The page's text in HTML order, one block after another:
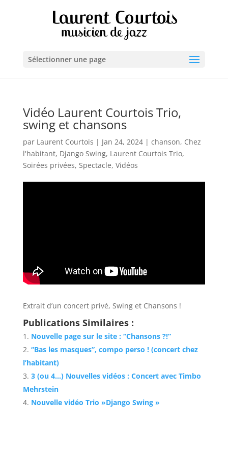
Sélectionner une page
Vidéo Laurent Courtois Trio,
swing et chansons
par Laurent Courtois | Jan 24, 2024| chanson, Chez
l'habitant, Django Swing, Laurent Courtois Trio,
Soirées privées, Spectacle, Vidéos
Extrait d’un concert privé, Swing et Chansons !
Publications Similaires :
Nouvelle page sur le site : “Chansons ?!”
“Bas les masques”, compo perso ! (concert chez
l’habitant)
3 (ou 4…) Nouvelles vidéos : Concert avec Timbo
Mehrstein
Nouvelle vidéo Trio »Django Swing »